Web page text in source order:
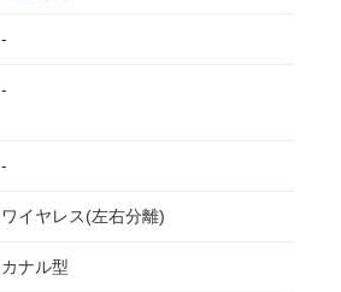
-
-
-
ワイヤレス(左右分離)
カナル型